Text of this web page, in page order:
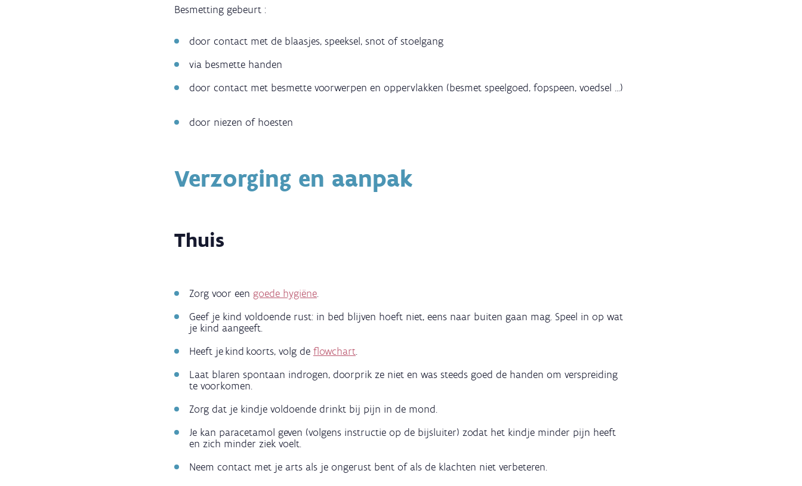
Besmetting gebeurt :
door contact met de blaasjes, speeksel, snot of stoelgang
via besmette handen
door contact met besmette voorwerpen en oppervlakken (besmet speelgoed, fopspeen, voedsel ...)
door niezen of hoesten
Verzorging en aanpak
Thuis
Zorg voor een goede hygiëne.
Geef je kind voldoende rust: in bed blijven hoeft niet, eens naar buiten gaan mag. Speel in op wat
je kind aangeeft.
Heeft je kind koorts, volg de flowchart.
Laat blaren spontaan indrogen, doorprik ze niet en was steeds goed de handen om verspreiding
te voorkomen.
Zorg dat je kindje voldoende drinkt bij pijn in de mond.
Je kan paracetamol geven (volgens instructie op de bijsluiter) zodat het kindje minder pijn heeft
en zich minder ziek voelt.
Neem contact met je arts als je ongerust bent of als de klachten niet verbeteren.